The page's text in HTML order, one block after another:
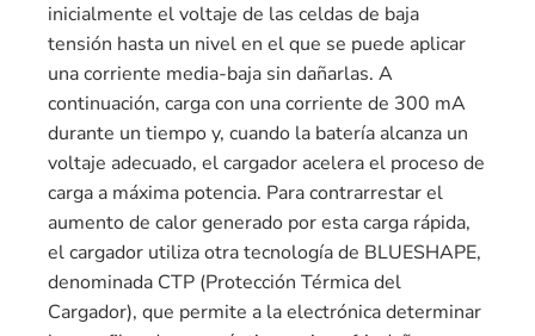
inicialmente el voltaje de las celdas de baja
tensión hasta un nivel en el que se puede aplicar
una corriente media-baja sin dañarlas. A
continuación, carga con una corriente de 300 mA
durante un tiempo y, cuando la batería alcanza un
voltaje adecuado, el cargador acelera el proceso de
carga a máxima potencia. Para contrarrestar el
aumento de calor generado por esta carga rápida,
el cargador utiliza otra tecnología de BLUESHAPE,
denominada CTP (Protección Térmica del
Cargador), que permite a la electrónica determinar